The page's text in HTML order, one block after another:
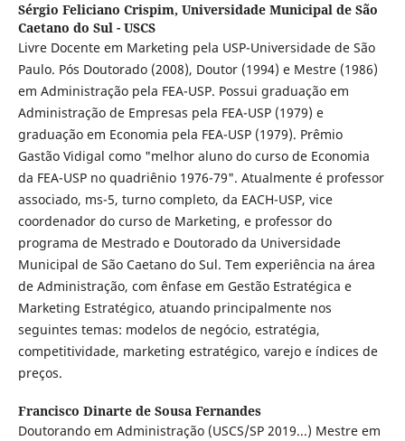
Sérgio Feliciano Crispim, Universidade Municipal de São
Caetano do Sul - USCS
Livre Docente em Marketing pela USP-Universidade de São
Paulo. Pós Doutorado (2008), Doutor (1994) e Mestre (1986)
em Administração pela FEA-USP. Possui graduação em
Administração de Empresas pela FEA-USP (1979) e
graduação em Economia pela FEA-USP (1979). Prêmio
Gastão Vidigal como "melhor aluno do curso de Economia
da FEA-USP no quadriênio 1976-79". Atualmente é professor
associado, ms-5, turno completo, da EACH-USP, vice
coordenador do curso de Marketing, e professor do
programa de Mestrado e Doutorado da Universidade
Municipal de São Caetano do Sul. Tem experiência na área
de Administração, com ênfase em Gestão Estratégica e
Marketing Estratégico, atuando principalmente nos
seguintes temas: modelos de negócio, estratégia,
competitividade, marketing estratégico, varejo e índices de
preços.
Francisco Dinarte de Sousa Fernandes
Doutorando em Administração (USCS/SP 2019...) Mestre em